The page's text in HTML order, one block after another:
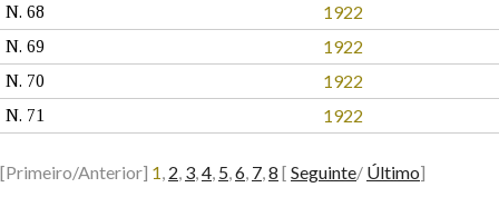
N. 68 1922
N. 69 1922
N. 70 1922
N. 71 1922
[Primeiro/Anterior] 1, 2, 3,4, 5,6, 7,8 [ Seguinte/ Último]